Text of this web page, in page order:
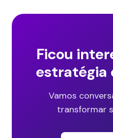
Ficou
estratégia
Vamos
transformar